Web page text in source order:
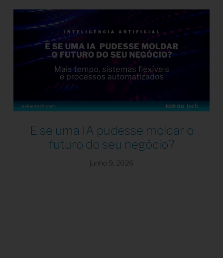
E se uma IA pudesse moldar o
futuro do seu negócio?
junho 9, 2026